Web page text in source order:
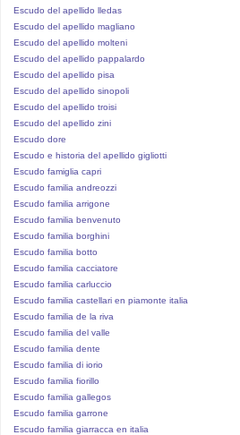
Escudo del apellido lledas
Escudo del apellido magliano
Escudo del apellido molteni
Escudo del apellido pappalardo
Escudo del apellido pisa
Escudo del apellido sinopoli
Escudo del apellido troisi
Escudo del apellido zini
Escudo dore
Escudo e historia del apellido gigliotti
Escudo famiglia capri
Escudo familia andreozzi
Escudo familia arrigone
Escudo familia benvenuto
Escudo familia borghini
Escudo familia botto
Escudo familia cacciatore
Escudo familia carluccio
Escudo familia castellari en piamonte italia
Escudo familia de la riva
Escudo familia del valle
Escudo familia dente
Escudo familia di iorio
Escudo familia fiorillo
Escudo familia gallegos
Escudo familia garrone
Escudo familia giarracca en italia